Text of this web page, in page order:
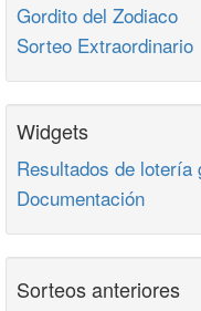
Gordito del Zodiaco
Sorteo Extraordinario
Widgets
Resultados de lotería
Documentación
Sorteos anteriores